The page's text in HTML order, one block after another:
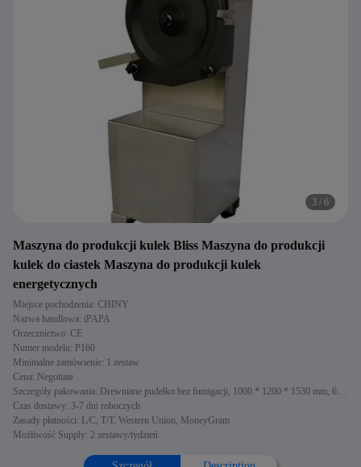
3 / 6
Maszyna do produkcji kulek Bliss Maszyna do produkcji
kulek do ciastek Maszyna do produkcji kulek
energetycznych
Miejsce pochodzenia: CHINY
Nazwa handlowa: iPAPA
Orzecznictwo: CE
Numer modelu: P160
Minimalne zamówienie: 1 zestaw
Cena: Negotiate
Szczegóły pakowania: Drewniane pudełko bez fumigacji, 1000 * 1200 * 1530 mm, 650 * 700 * 900 mm
Czas dostawy: 3-7 dni roboczych
Zasady płatności: L/C, T/T, Western Union, MoneyGram
Możliwość Supply: 2 zestawy/tydzień